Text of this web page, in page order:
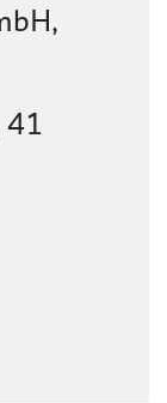
41
ausklappen